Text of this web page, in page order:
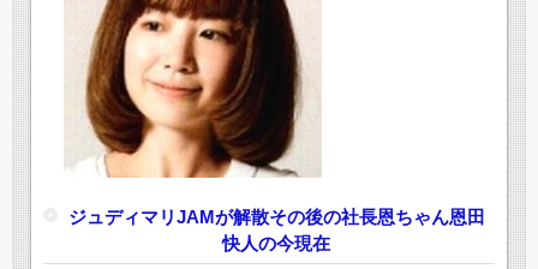
ジュディマリJAMが解散その後の社長恩ちゃん恩田
快人の今現在